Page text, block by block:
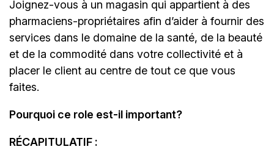
Joignez-vous à un magasin qui appartient à des
pharmaciens-propriétaires afin d’aider à fournir des
services dans le domaine de la santé, de la beauté
et de la commodité dans votre collectivité et à
placer le client au centre de tout ce que vous
faites.
Pourquoi ce role est-il important?
RÉCAPITULATIF :